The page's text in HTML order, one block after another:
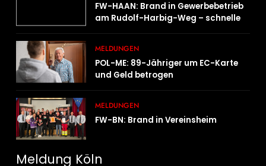
FW-HAAN: Brand in Gewerbebetrieb
am Rudolf-Harbig-Weg – schnelle
MELDUNGEN
POL-ME: 89-Jähriger um EC-Karte
und Geld betrogen
MELDUNGEN
FW-BN: Brand in Vereinsheim
Meldung Köln